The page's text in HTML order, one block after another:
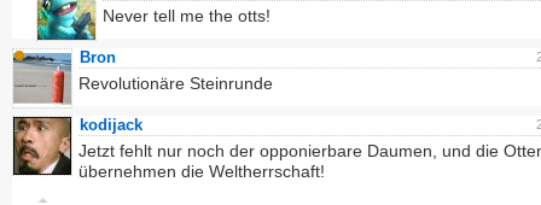
Never tell me the otts!
Bron
Revolutionäre Steinrunde
kodijack
Jetzt fehlt nur noch der opponierbare Daumen, und die
übernehmen die Weltherrschaft!